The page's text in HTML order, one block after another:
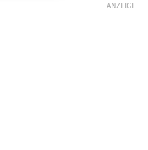
ANZEIGE